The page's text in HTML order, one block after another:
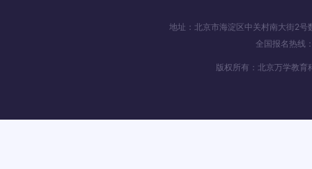
地址：北京市海淀区中关村南大
全国报名热
版权所有：北京万学教